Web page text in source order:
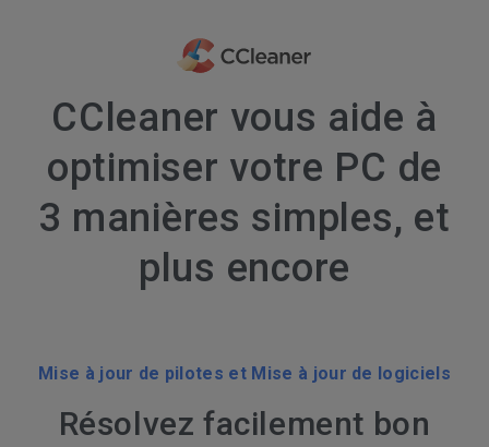
CCleaner vous aide à
optimiser votre PC de
3 manières simples, et
plus encore
Mise à jour de pilotes et Mise à jour de logiciels
Résolvez facilement bon